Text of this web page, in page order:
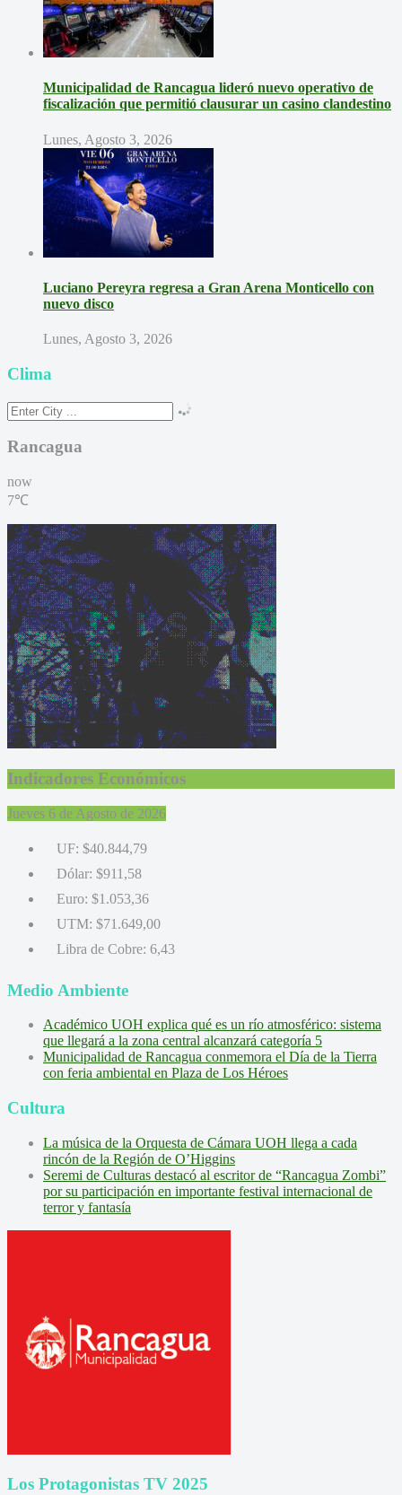
Municipalidad de Rancagua lideró nuevo operativo de
fiscalización que permitió clausurar un casino clandestino
Lunes, Agosto 3, 2026
Luciano Pereyra regresa a Gran Arena Monticello con
nuevo disco
Lunes, Agosto 3, 2026
Clima
Rancagua
now
7℃
Indicadores Económicos
Jueves 6 de Agosto de 2026
UF: $40.844,79
Dólar: $911,58
Euro: $1.053,36
UTM: $71.649,00
Libra de Cobre: 6,43
Medio Ambiente
Académico UOH explica qué es un río atmosférico: sistema
que llegará a la zona central alcanzará categoría 5
Municipalidad de Rancagua conmemora el Día de la Tierra
con feria ambiental en Plaza de Los Héroes
Cultura
La música de la Orquesta de Cámara UOH llega a cada
rincón de la Región de O’Higgins
Seremi de Culturas destacó al escritor de “Rancagua Zombi”
por su participación en importante festival internacional de
terror y fantasía
Los Protagonistas TV 2025